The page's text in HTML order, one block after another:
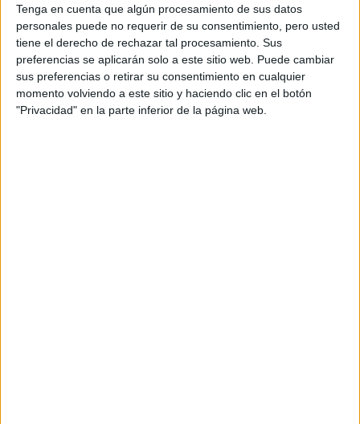
Tenga en cuenta que algún procesamiento de sus datos
personales puede no requerir de su consentimiento, pero usted
tiene el derecho de rechazar tal procesamiento. Sus
preferencias se aplicarán solo a este sitio web. Puede cambiar
sus preferencias o retirar su consentimiento en cualquier
momento volviendo a este sitio y haciendo clic en el botón
"Privacidad" en la parte inferior de la página web.
Términos y Condiciones de Uso
Aceptolos Términos y Condicionesde uso*